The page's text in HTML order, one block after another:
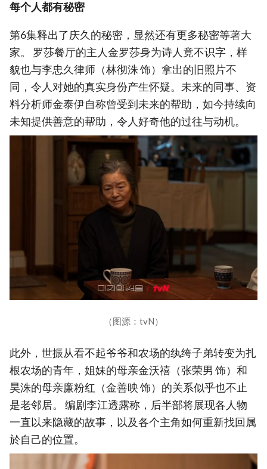
每个人都有秘密
第6集释出了庆久的秘密，显然还有更多秘密等著大
家。 罗莎餐厅的主人金罗莎身为诗人竟不识字，样
貌也与李忠久律师（林彻洙 饰）拿出的旧照片不
同，令人对她的真实身份产生怀疑。未来的同事、资
料分析师金泰伊自称曾受到未来的帮助，如今持续向
未知提供善意的帮助，令人好奇他的过往与动机。
（图源：tvN）
此外，世振从看不起爷爷和农场的纨绔子弟转变为扎
根农场的青年，姐妹的母亲金沃禧（张荣男 饰）和
昊洙的母亲廉粉红（金善映 饰）的关系似乎也不止
是老邻居。 编剧李江透露称，后半部将展现各人物
一直以来隐藏的故事，以及各个主角如何重新找回属
於自己的位置。